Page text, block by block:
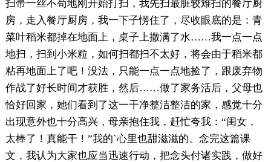
扫帚一丝不苟地刚开始打扫，我先扫最脏较难扫的餐厅厨
房，走入餐厅厨房，我一下子愣住了，尽收眼底的是：青
菜叶稻米都掉在地面上，桌子上撒满了水……我一点一点
地扫，扫到小米粒，如何扫都扫不太好，将会由于稻米都
粘再地面上了吧！没法，只能一点一点地捡了，跟废弃物
作战了好长时间才获胜，然后……做了家务活后，父母也
恰好回家，她们看到了这一干净整洁整洁的家，感觉十分
出现意外也十分高兴，母亲抱住我，赶忙夸我：“闺女，
太棒了！真能干！”我的`心里也甜滋滋的。念完这篇课
文，我认为大家也应当迅速行动，把念头付诸实践，做好